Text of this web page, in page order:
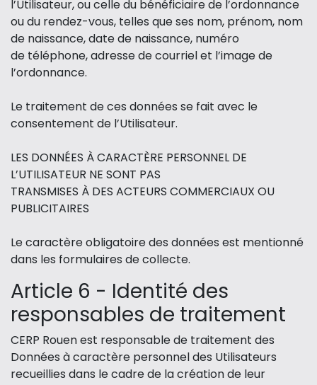
l’Utilisateur, ou celle du bénéficiaire de l’ordonnance
ou du rendez-vous, telles que ses nom, prénom, nom
de naissance, date de naissance, numéro
de téléphone, adresse de courriel et l’image de
l’ordonnance.
Le traitement de ces données se fait avec le
consentement de l’Utilisateur.
LES DONNÉES À CARACTÈRE PERSONNEL DE
L’UTILISATEUR NE SONT PAS
TRANSMISES À DES ACTEURS COMMERCIAUX OU
PUBLICITAIRES
Le caractère obligatoire des données est mentionné
dans les formulaires de collecte.
Article 6 - Identité des
responsables de traitement
CERP Rouen est responsable de traitement des
Données à caractère personnel des Utilisateurs
recueillies dans le cadre de la création de leur